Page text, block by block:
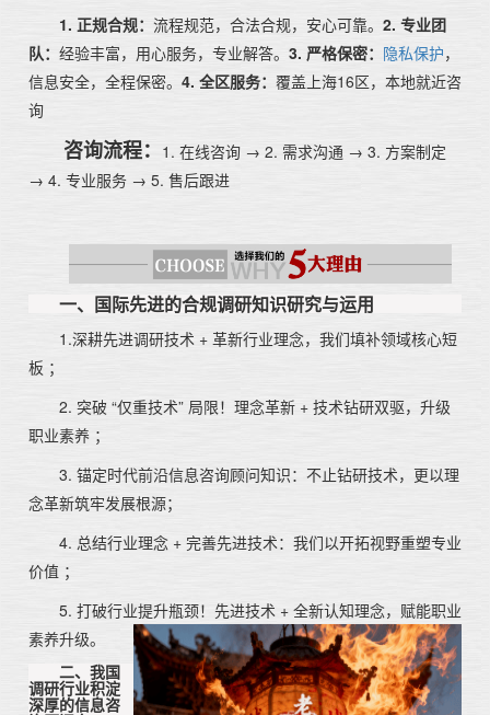
1. 正规合规： 流程规范，合法合规，安心可靠。 2. 专业团
队： 经验丰富，用心服务，专业解答。 3. 严格保密： 隐私保护，
信息安全，全程保密。 4. 全区服务： 覆盖上海16区，本地就近咨
询
咨询流程： 1. 在线咨询 → 2. 需求沟通 → 3. 方案制定
→ 4. 专业服务 → 5. 售后跟进
一、国际先进的合规调研知识研究与运用
1.深耕先进调研技术 + 革新行业理念，我们填补领域核心短
板 ；
2. 突破 “仅重技术” 局限！理念革新 + 技术钻研双驱，升级
职业素养 ；
3. 锚定时代前沿信息咨询顾问知识：不止钻研技术，更以理
念革新筑牢发展根源；
4. 总结行业理念 + 完善先进技术：我们以开拓视野重塑专业
价值 ；
5. 打破行业提升瓶颈！先进技术 + 全新认知理念，赋能职业
素养升级。
二、我国
调研行业积淀
深厚的信息咨